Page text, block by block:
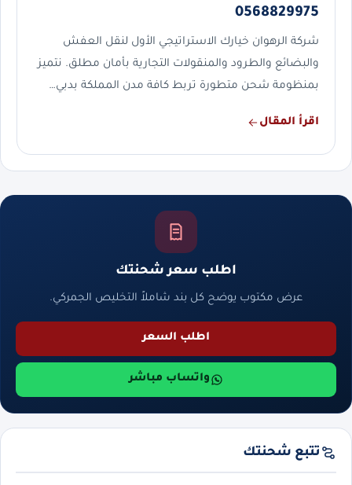
0568829975
شركة الرهوان خيارك الاستراتيجي الأول لنقل العفش
والبضائع والطرود والمنقولات التجارية بأمان مطلق. نتميز
بمنظومة شحن متطورة تربط كافة مدن المملكة بدبي…
اقرأ المقال
اطلب سعر شحنتك
عرض مكتوب يوضح كل بند شاملاً التخليص الجمركي.
اطلب السعر
واتساب مباشر
تتبع شحنتك